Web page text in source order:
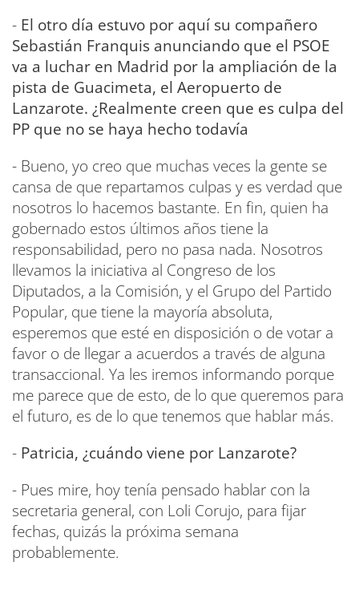
- El otro día estuvo por aquí su compañero
Sebastián Franquis anunciando que el PSOE
va a luchar en Madrid por la ampliación de la
pista de Guacimeta, el Aeropuerto de
Lanzarote. ¿Realmente creen que es culpa del
PP que no se haya hecho todavía
- Bueno, yo creo que muchas veces la gente se
cansa de que repartamos culpas y es verdad que
nosotros lo hacemos bastante. En fin, quien ha
gobernado estos últimos años tiene la
responsabilidad, pero no pasa nada. Nosotros
llevamos la iniciativa al Congreso de los
Diputados, a la Comisión, y el Grupo del Partido
Popular, que tiene la mayoría absoluta,
esperemos que esté en disposición o de votar a
favor o de llegar a acuerdos a través de alguna
transaccional. Ya les iremos informando porque
me parece que de esto, de lo que queremos para
el futuro, es de lo que tenemos que hablar más.
- Patricia, ¿cuándo viene por Lanzarote?
- Pues mire, hoy tenía pensado hablar con la
secretaria general, con Loli Corujo, para fijar
fechas, quizás la próxima semana
probablemente.